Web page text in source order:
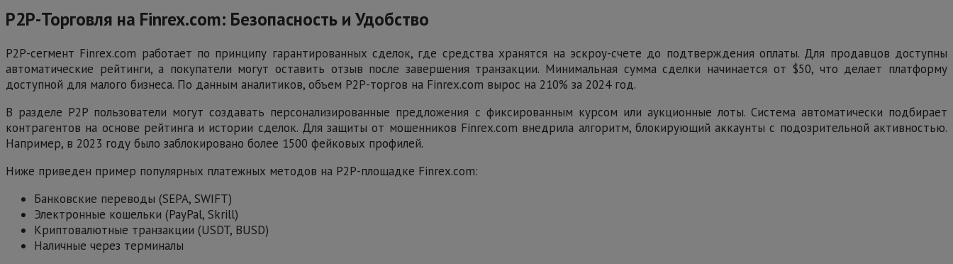
P2P-Торговля на Finrex.com: Безопасность и Удобство
P2P-сегмент Finrex.com работает по принципу гарантированных сделок, где средства хранятся на эскроу-счете до подтверждения оплаты. Для продавцов доступны
автоматические рейтинги, а покупатели могут оставить отзыв после завершения транзакции. Минимальная сумма сделки начинается от $50, что делает платформу
доступной для малого бизнеса. По данным аналитиков, объем P2P-торгов на Finrex.com вырос на 210% за 2024 год.
В разделе P2P пользователи могут создавать персонализированные предложения с фиксированным курсом или аукционные лоты. Система автоматически подбирает
контрагентов на основе рейтинга и истории сделок. Для защиты от мошенников Finrex.com внедрила алгоритм, блокирующий аккаунты с подозрительной активностью.
Например, в 2023 году было заблокировано более 1500 фейковых профилей.
Ниже приведен пример популярных платежных методов на P2P-площадке Finrex.com:
Банковские переводы (SEPA, SWIFT)
Электронные кошельки (PayPal, Skrill)
Криптовалютные транзакции (USDT, BUSD)
Наличные через терминалы